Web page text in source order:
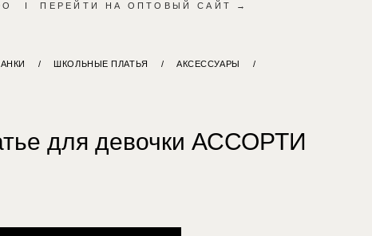
I ПЕРЕЙТИ НА ОПТОВЫЙ САЙТ →
/ ШКОЛЬНЫЕ ПЛАТЬЯ / АКСЕССУАРЫ
/
для девочки АССОРТИ